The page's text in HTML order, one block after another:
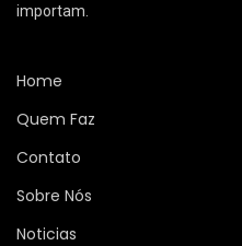
importam.
Home
Quem Faz
Contato
Sobre Nós
Noticias